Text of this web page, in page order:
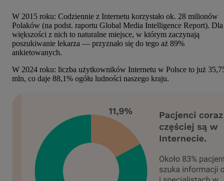
W 2015 roku: Codziennie z Internetu korzystało ok. 28 milionów
Polaków (na podst. raportu Global Media Intelligence Report). Dla
większości z nich to naturalne miejsce, w którym zaczynają
poszukiwanie lekarza — przyznało się do tego aż 89%
ankietowanych.
W 2024 roku: liczba użytkowników Internetu w Polsce to już
mln, co daje 88,1% ogółu ludności naszego kraju.